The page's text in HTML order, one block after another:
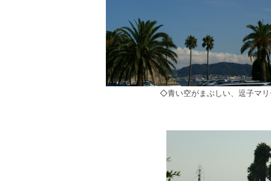
◇青い空がまぶしい、逗子マリ